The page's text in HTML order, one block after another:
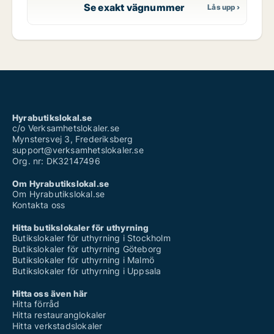
Se exakt vägnummer
Hyrabutikslokal.se
c/o Verksamhetslokaler.se
Mynstersvej 3, Frederiksberg
support@verksamhetslokaler.se
Org. nr: DK32147496
Om Hyrabutikslokal.se
Om Hyrabutikslokal.se
Kontakta oss
Hitta butikslokaler för uthyrning
Butikslokaler för uthyrning i Stockholm
Butikslokaler för uthyrning Göteborg
Butikslokaler för uthyrning i Malmö
Butikslokaler för uthyrning i Uppsala
Hitta oss även här
Hitta förråd
Hitta restauranglokaler
Hitta verkstadslokaler